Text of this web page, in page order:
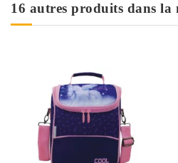
16 autres produits dans la